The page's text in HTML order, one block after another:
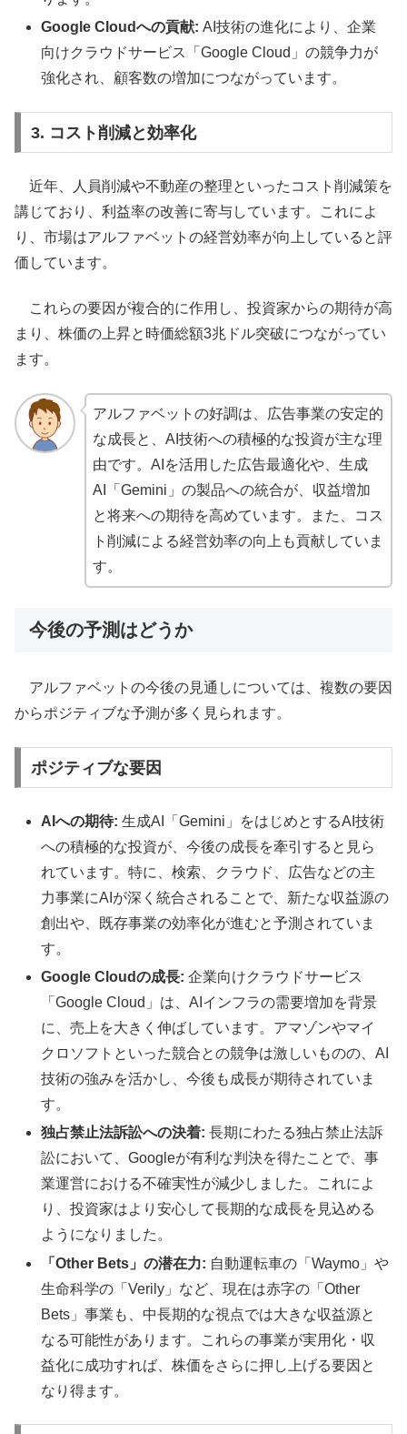
Google Cloudへの貢献: AI技術の進化により、企業
向けクラウドサービス「Google Cloud」の競争力が
強化され、顧客数の増加につながっています。
3. コスト削減と効率化
近年、人員削減や不動産の整理といったコスト削減策を
講じており、利益率の改善に寄与しています。これによ
り、市場はアルファベットの経営効率が向上していると評
価しています。
これらの要因が複合的に作用し、投資家からの期待が高
まり、株価の上昇と時価総額3兆ドル突破につながってい
ます。
アルファベットの好調は、広告事業の安定的
な成長と、AI技術への積極的な投資が主な理
由です。AIを活用した広告最適化や、生成
AI「Gemini」の製品への統合が、収益増加
と将来への期待を高めています。また、コス
ト削減による経営効率の向上も貢献していま
す。
今後の予測はどうか
アルファベットの今後の見通しについては、複数の要因
からポジティブな予測が多く見られます。
ポジティブな要因
AIへの期待: 生成AI「Gemini」をはじめとするAI技術
への積極的な投資が、今後の成長を牽引すると見ら
れています。特に、検索、クラウド、広告などの主
力事業にAIが深く統合されることで、新たな収益源の
創出や、既存事業の効率化が進むと予測されていま
す。
Google Cloudの成長: 企業向けクラウドサービス
「Google Cloud」は、AIインフラの需要増加を背景
に、売上を大きく伸ばしています。アマゾンやマイ
クロソフトといった競合との競争は激しいものの、AI
技術の強みを活かし、今後も成長が期待されていま
す。
独占禁止法訴訟への決着: 長期にわたる独占禁止法訴
訟において、Googleが有利な判決を得たことで、事
業運営における不確実性が減少しました。これによ
り、投資家はより安心して長期的な成長を見込める
ようになりました。
「Other Bets」の潜在力: 自動運転車の「Waymo」や
生命科学の「Verily」など、現在は赤字の「Other
Bets」事業も、中長期的な視点では大きな収益源と
なる可能性があります。これらの事業が実用化・収
益化に成功すれば、株価をさらに押し上げる要因と
なり得ます。